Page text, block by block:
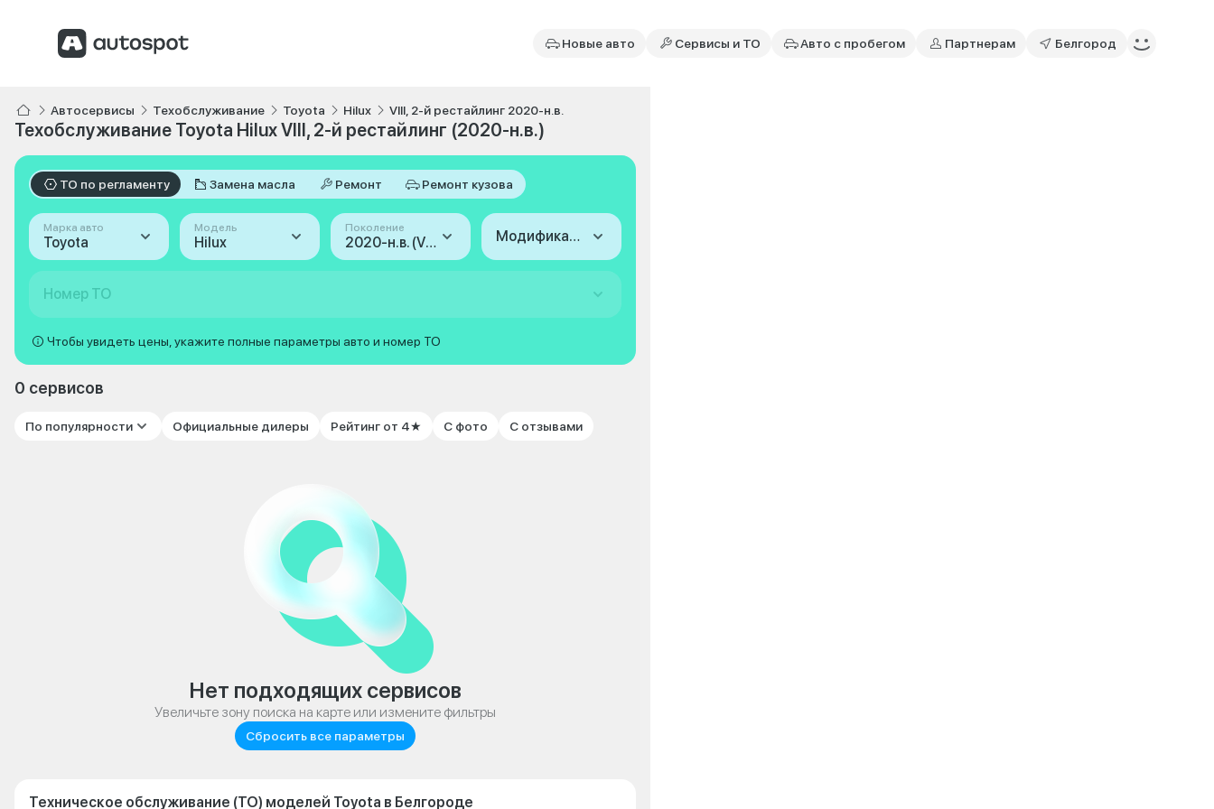
Новые авто Сервисы и ТО Авто с пробегом Партнерам Белгород
Автосервисы Техобслуживание Toyota Hilux VIII, 2-й рестайлинг 2020-н.в.
Техобслуживание Toyota Hilux VIII, 2-й рестайлинг (2020-н.в.)
ТО по регламенту Замена масла Ремонт Ремонт кузова
Марка авто
Toyota
Модель
Hilux
Поколение
2020-н.в. (VIII, 2-й рестайлинг) Модификация
Номер ТО
Чтобы увидеть цены, укажите полные параметры авто и номер ТО
0 сервисов
По популярности Официальные дилеры Рейтинг от 4★ С фото С отзывами
Нет подходящих сервисов
Увеличьте зону поиска на карте или измените фильтры
Сбросить все параметры
Техническое обслуживание (ТО) моделей Toyota в Белгороде